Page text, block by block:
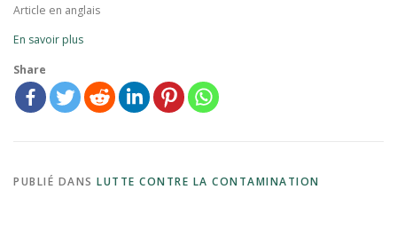
Article en anglais
En savoir plus
Share
PUBLIÉ DANS LUTTE CONTRE LA CONTAMINATION